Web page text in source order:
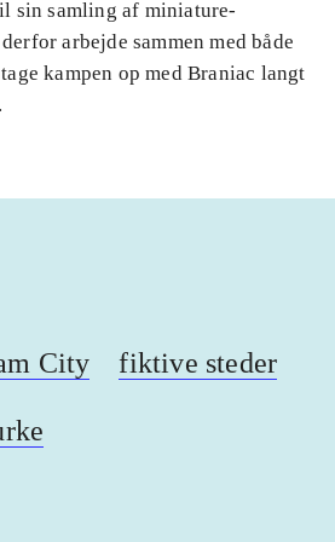
sin samling af miniature-
arbejde sammen med både
kampen op med Braniac langt
City fiktive steder